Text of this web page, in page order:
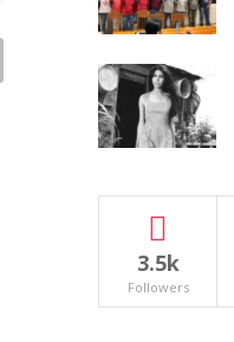
3.5k
Followers